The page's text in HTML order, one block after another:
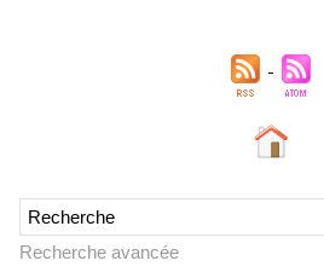
Recherche avancée